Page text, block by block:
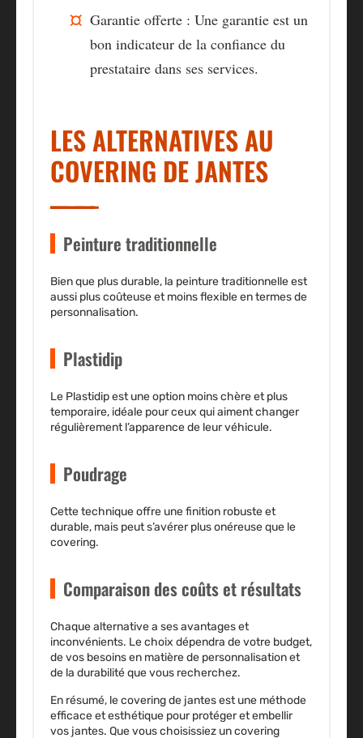
Garantie offerte : Une garantie est un
bon indicateur de la confiance du
prestataire dans ses services.
LES ALTERNATIVES AU
COVERING DE JANTES
Peinture traditionnelle
Bien que plus durable, la peinture traditionnelle est
aussi plus coûteuse et moins flexible en termes de
personnalisation.
Plastidip
Le Plastidip est une option moins chère et plus
temporaire, idéale pour ceux qui aiment changer
régulièrement l’apparence de leur véhicule.
Poudrage
Cette technique offre une finition robuste et
durable, mais peut s’avérer plus onéreuse que le
covering.
Comparaison des coûts et résultats
Chaque alternative a ses avantages et
inconvénients. Le choix dépendra de votre budget,
de vos besoins en matière de personnalisation et
de la durabilité que vous recherchez.
En résumé, le covering de jantes est une méthode
efficace et esthétique pour protéger et embellir
vos jantes. Que vous choisissiez un covering